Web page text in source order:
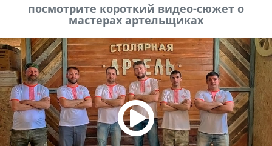
посмотрите короткий видео-сюжет о
мастерах артельщиках